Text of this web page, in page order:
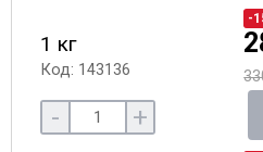
1 кг
Код: 143136
-
- +